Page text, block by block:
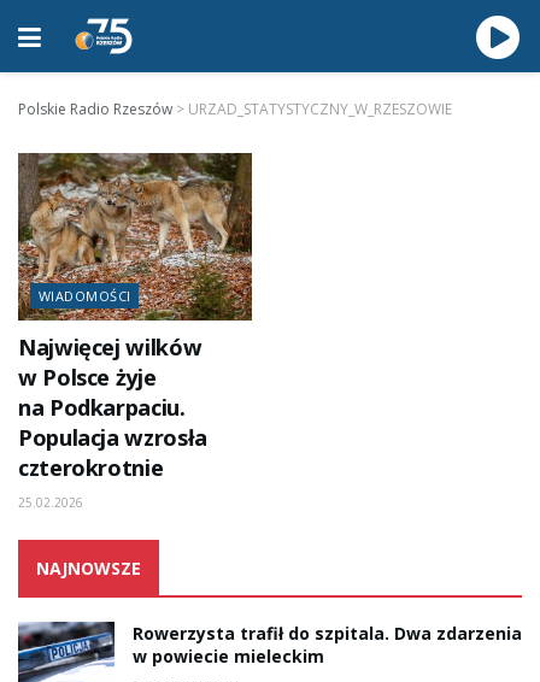
Polskie Radio Rzeszów > URZAD_STATYSTYCZNY_W_RZESZOWIE
WIADOMOŚCI
Najwięcej wilków
w Polsce żyje
na Podkarpaciu.
Populacja wzrosła
czterokrotnie
25.02.2026
NAJNOWSZE
Rowerzysta trafił do szpitala. Dwa zdarzenia
w powiecie mieleckim